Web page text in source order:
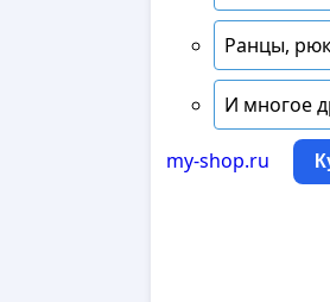
Ранцы,
И многое
my-shop.ru